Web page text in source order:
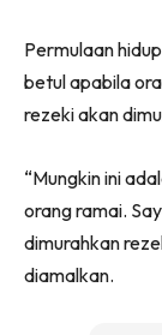
Permulaan
betul apabila
rezeki akan
“Mungkin ini
orang ramai.
dimurahkan
diamalkan.